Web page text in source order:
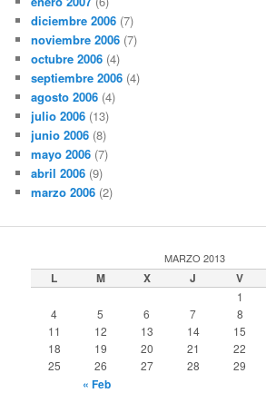
diciembre 2006 (7)
noviembre 2006 (7)
octubre 2006 (4)
septiembre 2006 (4)
agosto 2006 (4)
julio 2006 (13)
junio 2006 (8)
mayo 2006 (7)
abril 2006 (9)
marzo 2006 (2)
MARZO 2013
L M X J V
1
4
5 6 7 8
11
12 13 14 15
18
19 20 21 22
25
26 27 28 29
« Feb